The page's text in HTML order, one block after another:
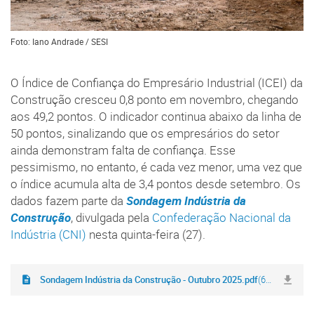
Foto: Iano Andrade / SESI
O Índice de Confiança do Empresário Industrial (ICEI) da
Construção cresceu 0,8 ponto em novembro, chegando
aos 49,2 pontos. O indicador continua abaixo da linha de
50 pontos, sinalizando que os empresários do setor
ainda demonstram falta de confiança. Esse
pessimismo, no entanto, é cada vez menor, uma vez que
o índice acumula alta de 3,4 pontos desde setembro. Os
dados fazem parte da Sondagem Indústria da
Construção, divulgada pela Confederação Nacional da
Indústria (CNI) nesta quinta-feira (27).
Sondagem Indústria da Construção - Outubro 2025.pdf(612,3 KB)